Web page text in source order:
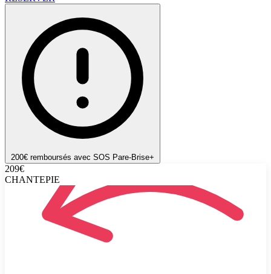
200€ remboursés avec SOS Pare-Brise+
209€
CHANTEPIE